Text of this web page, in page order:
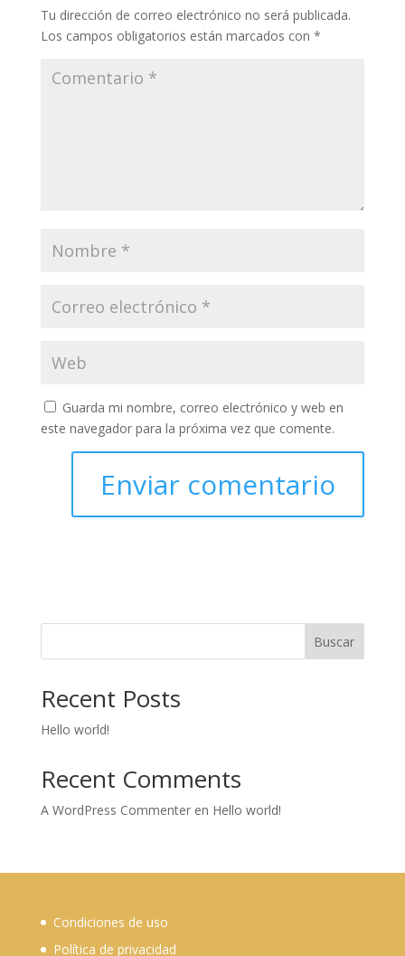
Tu dirección de correo electrónico no será publicada.
Los campos obligatorios están marcados con *
Guarda mi nombre, correo electrónico y web en
este navegador para la próxima vez que comente.
Buscar
Recent Posts
Hello world!
Recent Comments
A WordPress Commenteren Hello world!
Condiciones de uso
Política de privacidad